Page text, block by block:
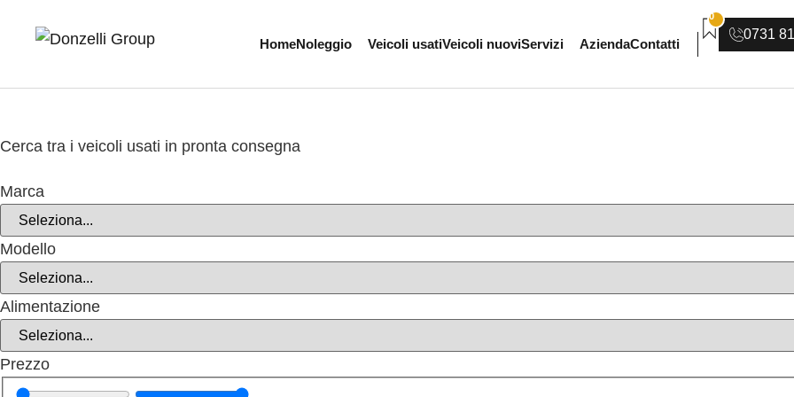
HomeNoleggio Veicoli usatiVeicoli nuoviServizi AziendaContatti
0
0731
Cerca tra i veicoli usati in pronta consegna
Marca
Modello
Alimentazione
Prezzo